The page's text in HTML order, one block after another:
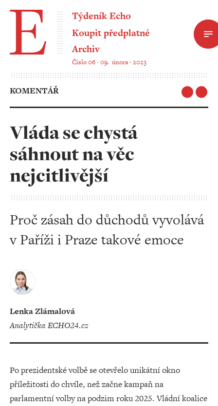
Týdeník Echo
Koupit předplatné
Archiv
Číslo 06 ‧ 09. února ‧ 2023
KOMENTÁŘ
Vláda se chystá
sáhnout na věc
nejcitlivější
Proč zásah do důchodů vyvolává
v Paříži i Praze takové emoce
Lenka Zlámalová
analytička ECHO24.cz
Po prezidentské volbě se otevřelo unikátní okno
příležitosti do chvíle, než začne kampaň na
parlamentní volby na podzim roku 2025. Vládní koalice